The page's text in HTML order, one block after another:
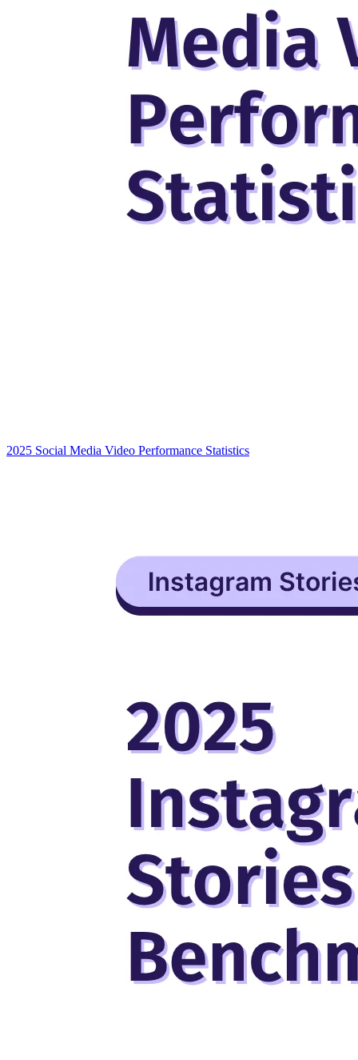
2025 Social Media Video Performance Statistics